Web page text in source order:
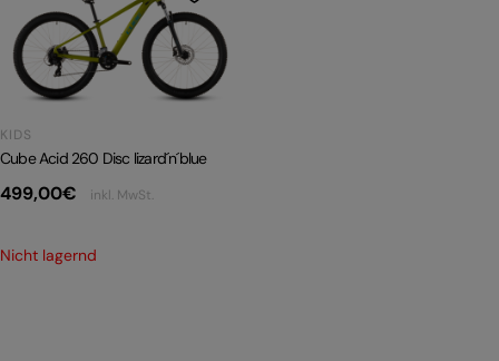
KIDS
Cube Acid 260 Disc lizard´n´blue
499,00€ inkl. MwSt.
Nicht lagernd